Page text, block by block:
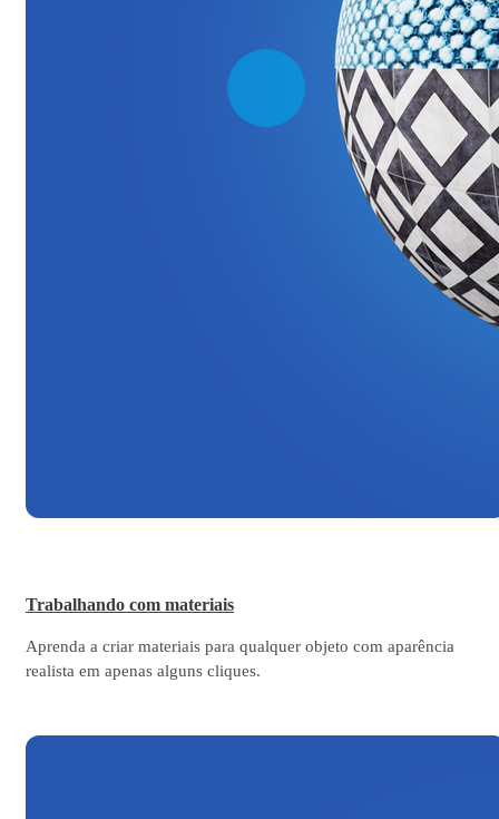
Trabalhando com materiais
Aprenda a criar materiais para qualquer objeto com aparência
realista em apenas alguns cliques.